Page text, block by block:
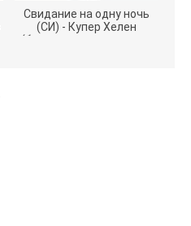
Свидание на одну ночь
(СИ) - Купер Хелен
(бесплатные серии книг